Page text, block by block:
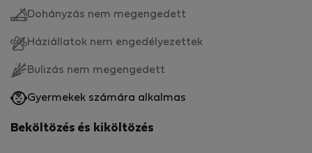
Dohányzás nem megengedett
Háziállatok nem engedélyezettek
Bulizás nem megengedett
Gyermekek számára alkalmas
Beköltözés és kiköltözés